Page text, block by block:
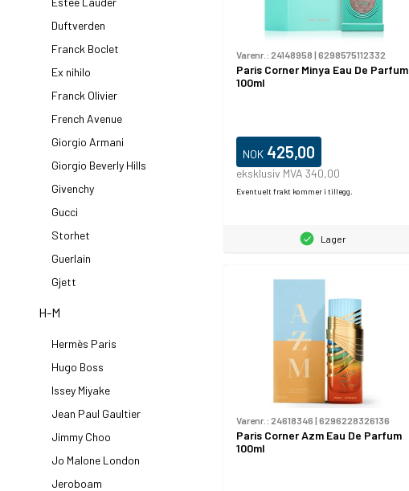
Duftverden
Franck Boclet
Ex nihilo
Franck Olivier
French Avenue
Giorgio Armani
Giorgio Beverly Hills
Givenchy
Gucci
Storhet
Guerlain
Gjett
H-M
Hermès Paris
Hugo Boss
Issey Miyake
Jean Paul Gaultier
Jimmy Choo
Jo Malone London
Jeroboam
Varenr.: 24148958 | 6298575112332
Paris Corner Minya Eau De Parfum
100ml
NOK 425,00
eksklusiv MVA 340,00
Eventuelt frakt kommer i tillegg.
Lager
Varenr.: 24618346 | 6296228326136
Paris Corner Azm Eau De Parfum
100ml